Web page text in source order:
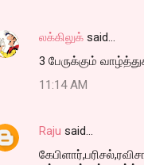
லக்கிலுக் said…
3 பேருக்கும்
11:14 AM
Raju said…